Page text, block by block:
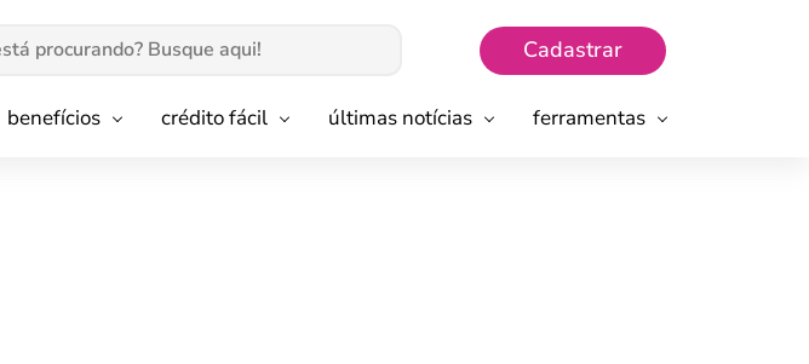
Cadastrar
benefícios crédito fácil últimas notícias ferramentas